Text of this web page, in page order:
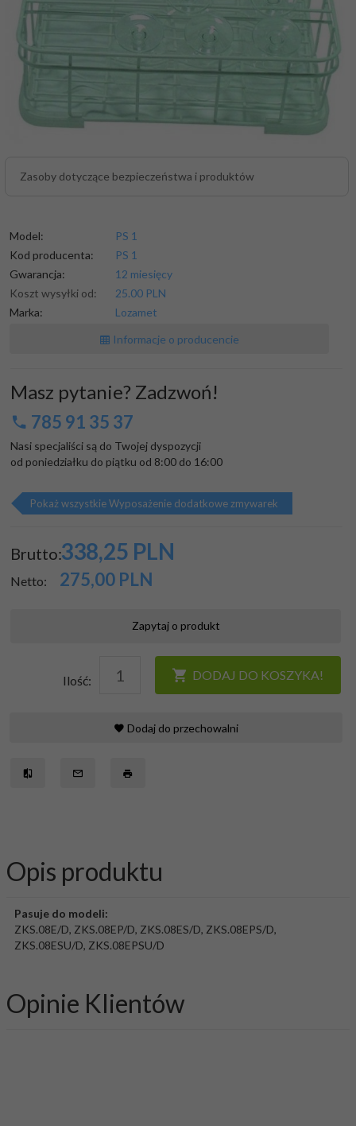
Zasoby dotyczące bezpieczeństwa i produktów
Model:
PS 1
Kod producenta:
PS 1
Gwarancja:
12 miesięcy
Koszt wysyłki od:
25.00 PLN
Marka:
Lozamet
Informacje o producencie
Masz pytanie? Zadzwoń!
785 91 35 37
Nasi specjaliści są do Twojej dyspozycji
od poniedziałku do piątku od 8:00 do 16:00
Pokaż wszystkie Wyposażenie dodatkowe zmywarek
Brutto:338,25 PLN
Netto: 275,00 PLN
Zapytaj o produkt
Ilość: DODAJ DO KOSZYKA!
Dodaj do przechowalni
Opis produktu
Pasuje do modeli:
ZKS.08E/D, ZKS.08EP/D, ZKS.08ES/D, ZKS.08EPS/D,
ZKS.08ESU/D, ZKS.08EPSU/D
Opinie Klientów